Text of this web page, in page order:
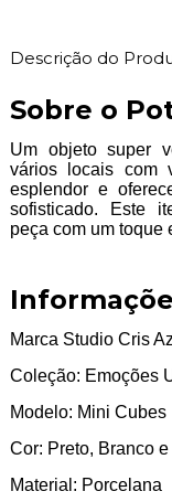
Descrição do
Sobre o
Um objeto super
vários locais com
esplendor e
sofisticado. Este
peça com um toque
Marca Studio Cris
Coleção: Emoções
Modelo: Mini Cubes
Cor: Preto, Branco
Material: Porcelana